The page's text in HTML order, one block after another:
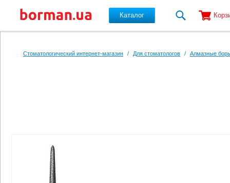
Каталог
Стоматологический интернет-магазин / Для стоматологов / Алмазные